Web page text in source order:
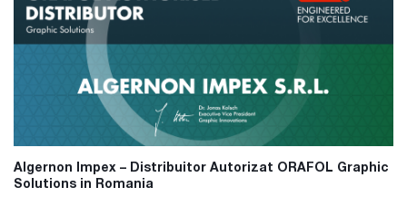
Algernon Impex – Distribuitor Autorizat ORAFOL Graphic
Solutions in Romania